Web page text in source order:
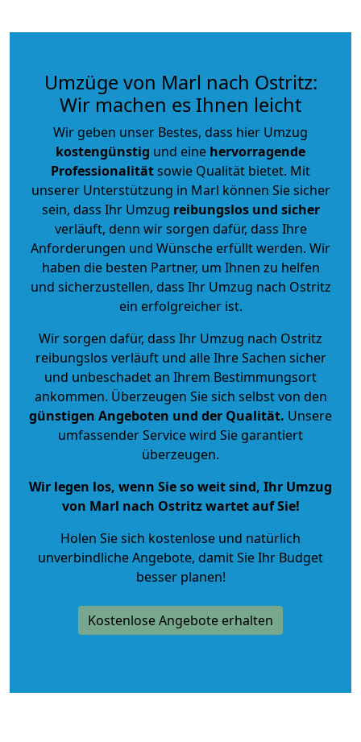
Umzüge von Marl nach Ostritz:
Wir machen es Ihnen leicht
Wir geben unser Bestes, dass hier Umzug
kostengünstig und eine hervorragende
Professionalitätsowie Qualität bietet. Mit
unserer Unterstützung in Marl können Sie sicher
sein, dass Ihr Umzug reibungslos und sicher
verläuft, denn wir sorgen dafür, dass Ihre
Anforderungen und Wünsche erfüllt werden. Wir
haben die besten Partner, um Ihnen zu helfen
und sicherzustellen, dass Ihr Umzug nach Ostritz
ein erfolgreicher ist.
Wir sorgen dafür, dass Ihr Umzug nach Ostritz
reibungslos verläuft und alle Ihre Sachen sicher
und unbeschadet an Ihrem Bestimmungsort
ankommen. Überzeugen Sie sich selbst von den
günstigen Angeboten und der Qualität. Unsere
umfassender Service wird Sie garantiert
überzeugen.
Wir legen los, wenn Sie so weit sind, Ihr Umzug
von Marl nach Ostritz wartet auf Sie!
Holen Sie sich kostenlose und natürlich
unverbindliche Angebote, damit Sie Ihr Budget
besser planen!
Kostenlose Angebote erhalten